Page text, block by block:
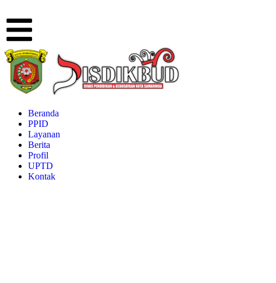
Beranda
PPID
Layanan
Berita
Profil
UPTD
Kontak